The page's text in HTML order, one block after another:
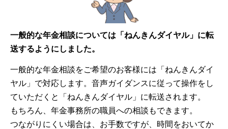
一般的な年金相談については「ねんきんダイヤル」に転
送するようにしました。
一般的な年金相談をご希望のお客様には「ねんきんダイ
ヤル」で対応します。音声ガイダンスに従って操作をし
ていただくと「ねんきんダイヤル」に転送されます。
もちろん、年金事務所の職員への相談もできます。
つながりにくい場合は、お手数ですが、時間をおいてか